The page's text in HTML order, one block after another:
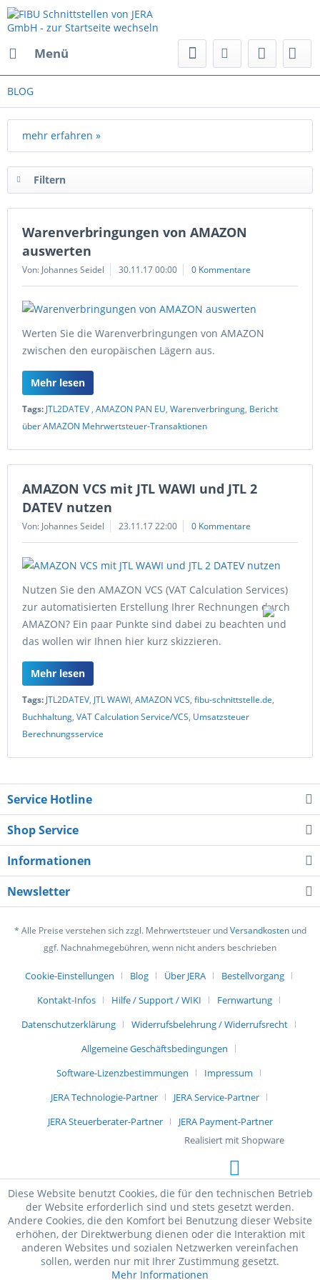
Menü
BLOG
mehr erfahren »
Filtern
Warenverbringungen von AMAZON
auswerten
Von: Johannes Seidel 30.11.17 00:00 0 Kommentare
Werten Sie die Warenverbringungen von AMAZON
zwischen den europäischen Lägern aus.
Mehr lesen
Tags: JTL2DATEV , AMAZON PAN EU, Warenverbringung, Bericht
über AMAZON Mehrwertsteuer-Transaktionen
AMAZON VCS mit JTL WAWI und JTL 2
DATEV nutzen
Von: Johannes Seidel 23.11.17 22:00 0 Kommentare
Nutzen Sie den AMAZON VCS (VAT Calculation Services)
zur automatisierten Erstellung Ihrer Rechnungen durch
AMAZON? Ein paar Punkte sind dabei zu beachten und
das wollen wir Ihnen hier kurz skizzieren.
Mehr lesen
Tags: JTL2DATEV, JTL WAWI, AMAZON VCS, fibu-schnittstelle.de,
Buchhaltung, VAT Calculation Service/VCS, Umsatzsteuer
Berechnungsservice
Service Hotline
Shop Service
Informationen
Newsletter
* Alle Preise verstehen sich zzgl. Mehrwertsteuer undVersandkostenund
ggf. Nachnahmegebühren, wenn nicht anders beschrieben
Cookie-Einstellungen Blog Über JERA
Bestellvorgang
Kontakt-Infos
Hilfe / Support / WIKI
Fernwartung
Datenschutzerklärung
Widerrufsbelehrung / Widerrufsrecht
Allgemeine Geschäftsbedingungen
Software-Lizenzbestimmungen
Impressum
JERA Technologie-Partner
JERA Service-Partner
JERA Steuerberater-Partner
JERA Payment-Partner
Realisiert mit Shopware
Diese Website benutzt Cookies, die für den technischen Betrieb
der Website erforderlich sind und stets gesetzt werden.
Andere Cookies, die den Komfort bei Benutzung dieser Website
erhöhen, der Direktwerbung dienen oder die Interaktion mit
anderen Websites und sozialen Netzwerken vereinfachen
sollen, werden nur mit Ihrer Zustimmung gesetzt.
Mehr Informationen